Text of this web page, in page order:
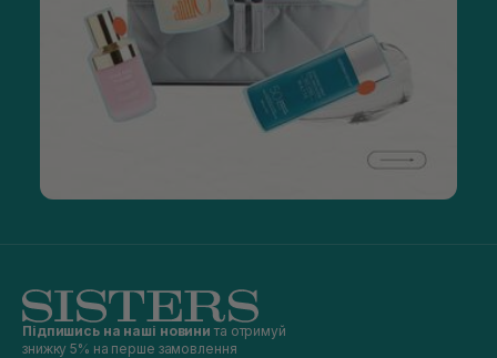
Підпишись на наші новини та отримуй
знижку 5% на перше замовлення